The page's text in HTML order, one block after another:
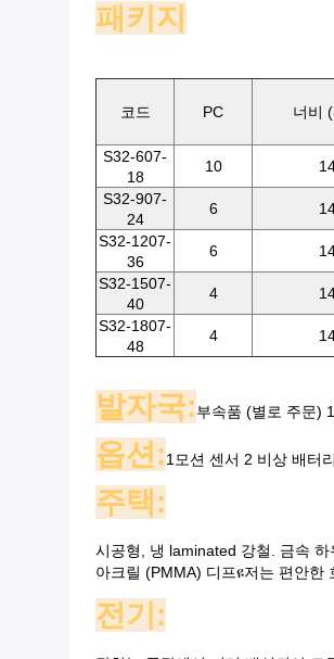
패키지
코드 PC 너비
S32-607-
18
10
S32-907-
24
6
S32-1207-
36
6
S32-1507-
40
4
S32-1807-
48
4
발자국:부속품 (별로 주문)
옵션:1모션 센서 2 비상 배터
주택:
시공형, 냉 laminated 강철. 금속
아크릴 (PMMA) 디프ዩ저는 편안한
전기: